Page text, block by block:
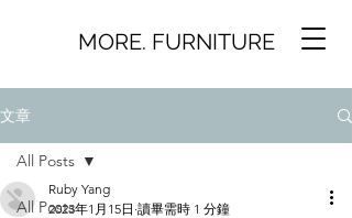
MORE. FURNITURE
文章
All Posts
All Posts
Ruby Yang
2023年1月15日 讀畢需時 1 分鐘